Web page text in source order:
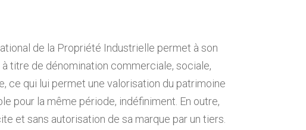
de la Propriété Industrielle permet à son
titre de dénomination commerciale, sociale,
ce qui lui permet une valorisation du patrimoine
pour la même période, indéfiniment. En outre,
et sans autorisation de sa marque par un tiers.